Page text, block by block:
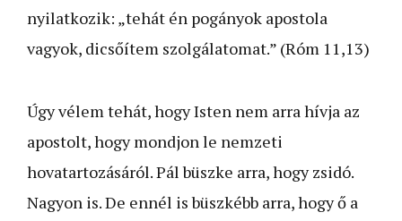
nyilatkozik: „tehát én pogányok apostola
vagyok, dicsőítem szolgálatomat.” (Róm 11,13)
Úgy vélem tehát, hogy Isten nem arra hívja az
apostolt, hogy mondjon le nemzeti
hovatartozásáról. Pál büszke arra, hogy zsidó.
Nagyon is. De ennél is büszkébb arra, hogy ő a